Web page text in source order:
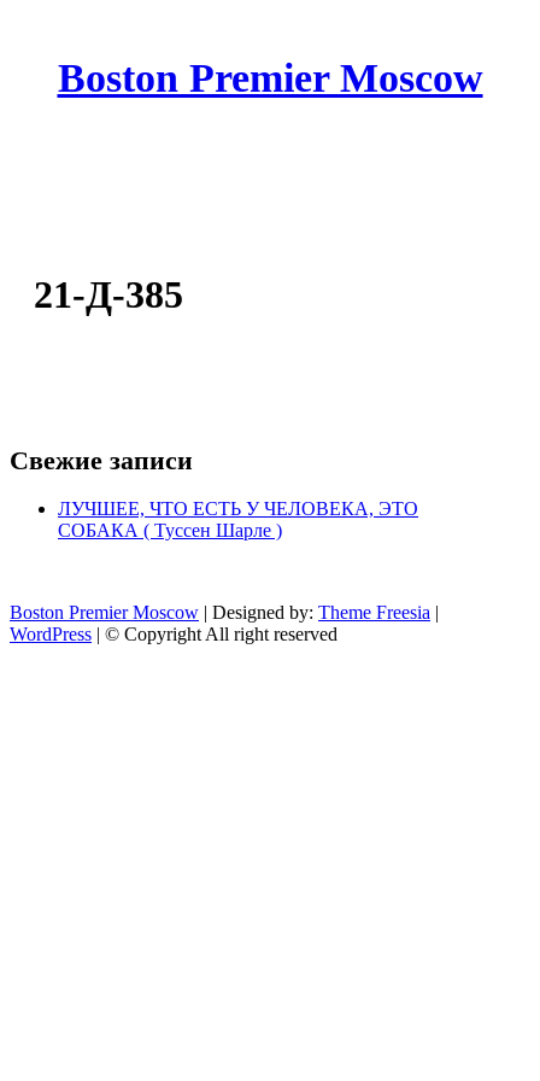
Boston Premier Moscow
21-Д-385
Свежие записи
ЛУЧШЕЕ, ЧТО ЕСТЬ У ЧЕЛОВЕКА, ЭТО
СОБАКА ( Туссен Шарле )
Boston Premier Moscow | Designed by: Theme Freesia |
WordPress | © Copyright All right reserved